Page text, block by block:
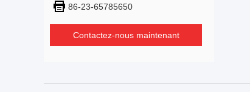
86-23-65785650
Contactez-nous maintenant